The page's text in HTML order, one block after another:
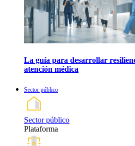
La guía para desarrollar
atención médica
Sector público
Sector público
Plataforma